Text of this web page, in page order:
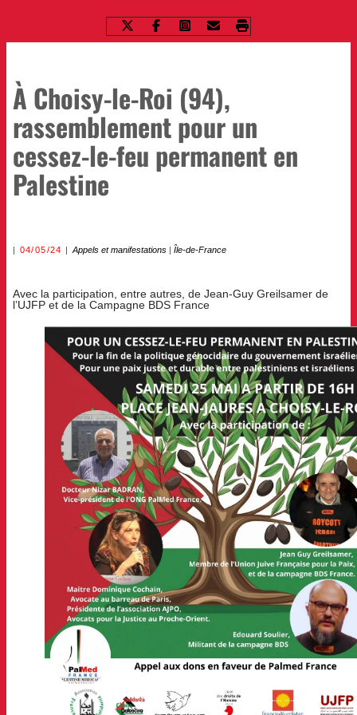
À Choisy-le-Roi (94),
rassemblement pour un
cessez-le-feu permanent en
Palestine
04/05/24 Appels et manifestations| Île-de-France
Avec la participation, entre autres, de Jean-Guy Greilsamer de
l’UJFP et de la Campagne BDS France